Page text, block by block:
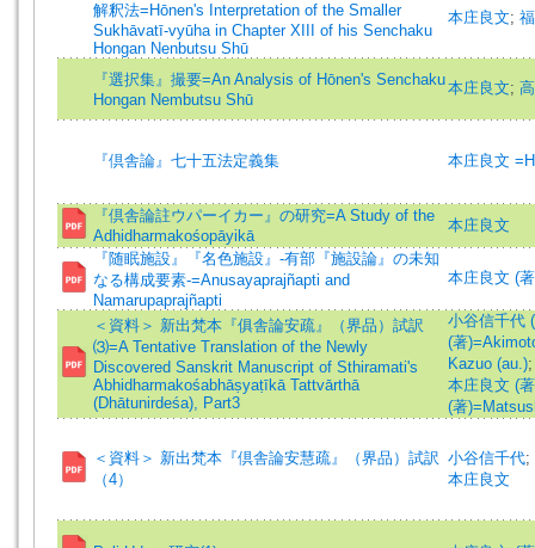
解釈法=Hōnen's Interpretation of the Smaller
Sukhāvatī-vyūha in Chapter XIII of his Senchaku
Hongan Nenbutsu Shū
本庄良文;
『選択集』撮要=An Analysis of Hōnen's Senchaku
Hongan Nembutsu Shū
本庄良文;
『倶舎論』七十五法定義集 本庄良文
『倶舎論註ウパーイカー』の研究=A Study of the
Adhidharmakośopāyikā
本庄良文
『随眠施設』『名色施設』-有部『施設論』の未知
なる構成要素-=Anusayaprajñapti and
Namarupaprajñapti
本庄良文 (
＜資料＞ 新出梵本『俱舎論安疏』（界品）試訳
⑶=A Tentative Translation of the Newly
Discovered Sanskrit Manuscript of Sthiramati's
Abhidharmakośabhāṣyaṭīkā Tattvārthā
(Dhātunirdeśa), Part3
小谷信千代
(著
Kazuo (au.)
本庄良文 (
(著
＜資料＞ 新出梵本『倶舎論安慧疏』（界品）試訳
（4）
小谷信千代;
本庄良文